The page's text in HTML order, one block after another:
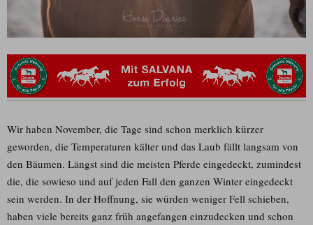
Wir haben November, die Tage sind schon merklich kürzer
geworden, die Temperaturen kälter und das Laub fällt langsam von
den Bäumen. Längst sind die meisten Pferde eingedeckt, zumindest
die, die sowieso und auf jeden Fall den ganzen Winter eingedeckt
sein werden. In der Hoffnung, sie würden weniger Fell schieben,
haben viele bereits ganz früh angefangen einzudecken und schon